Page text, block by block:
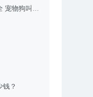
什么名字好听
钱？